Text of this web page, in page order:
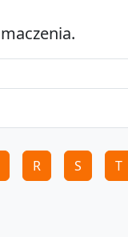
R S T